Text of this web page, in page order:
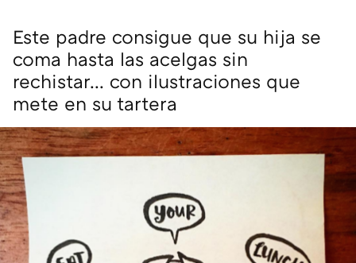
Este padre consigue que su hija se
coma hasta las acelgas sin
rechistar... con ilustraciones que
mete en su tartera